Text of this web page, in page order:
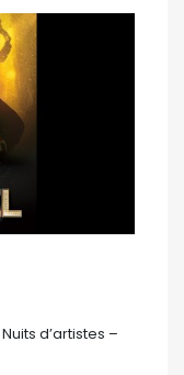
Nuits d’artistes –